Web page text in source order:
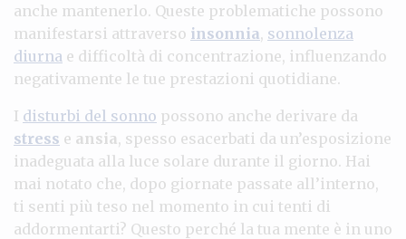
anche mantenerlo. Queste problematiche possono
manifestarsi attraverso insonnia, sonnolenza
diurna e difficoltà di concentrazione, influenzando
negativamente le tue prestazioni quotidiane.
I disturbi del sonno possono anche derivare da
stress e ansia, spesso esacerbati da un’esposizione
inadeguata alla luce solare durante il giorno. Hai
mai notato che, dopo giornate passate all’interno,
ti senti più teso nel momento in cui tenti di
addormentarti? Questo perché la tua mente è in uno